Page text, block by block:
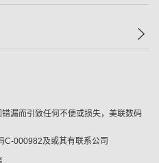
漏而引致任何不便或损失，美联数码
C-000982及或其有联系公司